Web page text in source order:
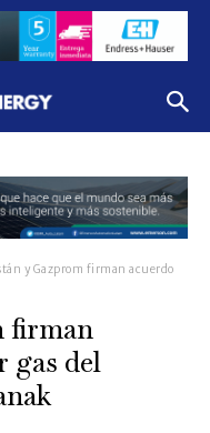
y Gazprom firman acuerdo
firman
gas del